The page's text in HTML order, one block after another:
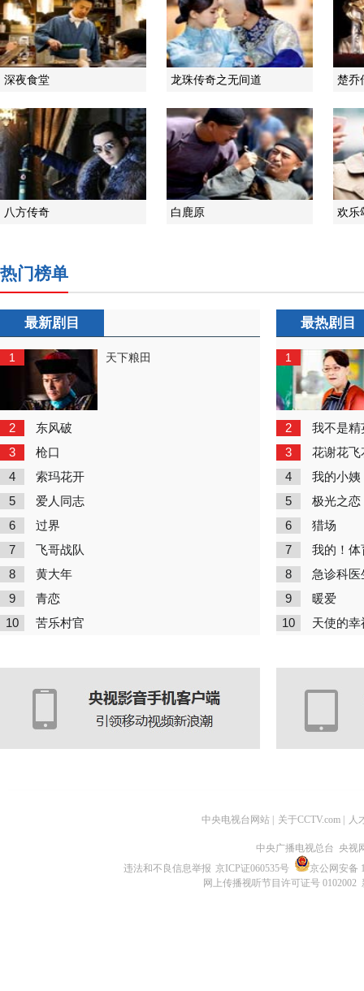
深夜食堂 龙珠传奇之无间道 楚乔
八方传奇 白鹿原 欢乐
热门榜单
最新剧目
1 天下粮田
2 东风破
3 枪口
4 索玛花开
5 爱人同志
6 过界
7 飞哥战队
8 黄大年
9 青恋
10 苦乐村官
最热剧目
1
2 我不是精
3 花谢花飞
4 我的小姨
5 极光之恋
6 猎场
7 我的！体
8 急诊科医
9 暖爱
10 天使的幸
中央电视台网站 关于CCTV.com 人
中央广播电视总台 央视
违法和不良信息举报 京ICP证060535号
京公网安备
网上传播视听节目许可证号 0102002